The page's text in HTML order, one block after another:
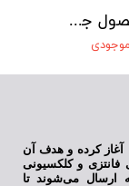
بدون محصول جهت نمایش
فروشگاه اینترنتی نیکام تویز فعالیت خود را از سال ۱۳۹۸ آغاز کرده و هدف آن
فانتزی و کلکسیونی
ارسال می‌شوند تا